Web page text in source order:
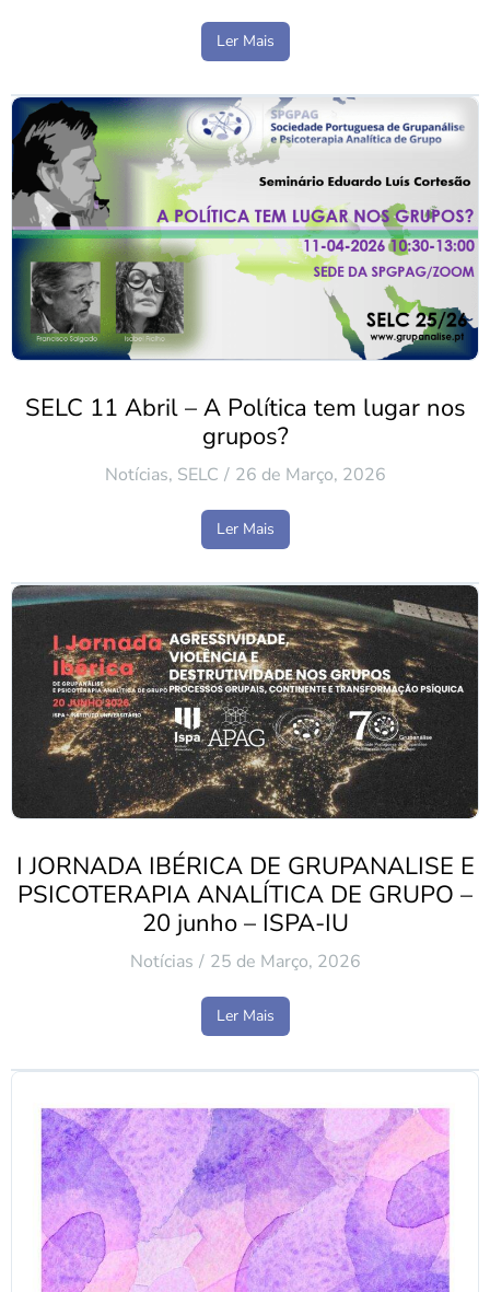
Ler Mais
SELC 11 Abril – A Política tem lugar nos
grupos?
Notícias, SELC 26 de Março, 2026
Ler Mais
I JORNADA IBÉRICA DE GRUPANALISE E
PSICOTERAPIA ANALÍTICA DE GRUPO –
20 junho – ISPA-IU
Notícias 25 de Março, 2026
Ler Mais